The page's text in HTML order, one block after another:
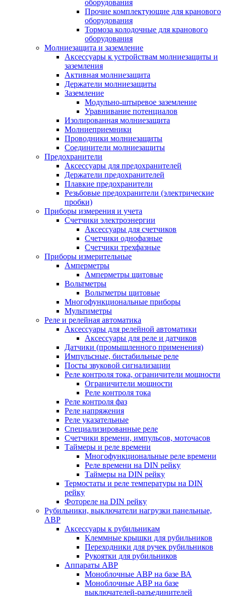
оборудования
Прочие комплектующие для кранового
оборудования
Тормоза колодочные для кранового
оборудования
Молниезащита и заземление
Аксессуары к устройствам молниезащиты и
заземления
Активная молниезащита
Держатели молниезащиты
Заземление
Модульно-штыревое заземление
Уравнивание потенциалов
Изолированная молниезащита
Молниеприемники
Проводники молниезащиты
Соединители молниезащиты
Предохранители
Аксессуары для предохранителей
Держатели предохранителей
Плавкие предохранители
Резьбовые предохранители (электрические
пробки)
Приборы измерения и учета
Счетчики электроэнергии
Аксессуары для счетчиков
Счетчики однофазные
Счетчики трехфазные
Приборы измерительные
Амперметры
Амперметры щитовые
Вольтметры
Вольтметры щитовые
Многофункциональные приборы
Мультиметры
Реле и релейная автоматика
Аксессуары для релейной автоматики
Аксессуары для реле и датчиков
Датчики (промышленного применения)
Импульсные, бистабильные реле
Посты звуковой сигнализации
Реле контроля тока, ограничители мощности
Ограничители мощности
Реле контроля тока
Реле контроля фаз
Реле напряжения
Реле указательные
Специализированные реле
Счетчики времени, импульсов, моточасов
Таймеры и реле времени
Многофункциональные реле времени
Реле времени на DIN рейку
Таймеры на DIN рейку
Термостаты и реле температуры на DIN
рейку
Фотореле на DIN рейку
Рубильники, выключатели нагрузки панельные,
АВР
Аксессуары к рубильникам
Клеммные крышки для рубильников
Переходники для ручек рубильников
Рукоятки для рубильников
Аппараты АВР
Моноблочные АВР на базе ВА
Моноблочные АВР на базе
выключателей-разъединителей